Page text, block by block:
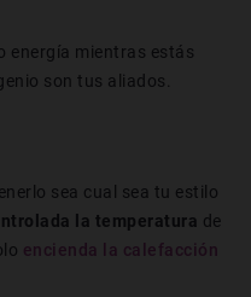
energía mientras estás
son tus aliados.
sea cual sea tu estilo
la temperatura de
encienda la calefacción